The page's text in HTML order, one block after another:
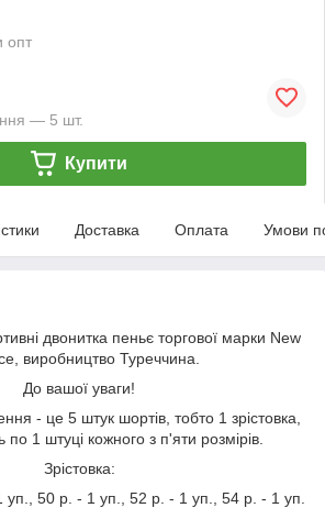
опт
— 5 шт.
Купити
Доставка Оплата Умови
двонитка пеньє торгової марки New
виробництво Туреччина.
До вашої уваги!
- це 5 штук шортів, тобто 1 зрістовка,
по 1 штуці кожного з п'яти розмірів.
Зрістовка:
50 р. - 1 уп., 52 р. - 1 уп., 54 р. - 1 уп.